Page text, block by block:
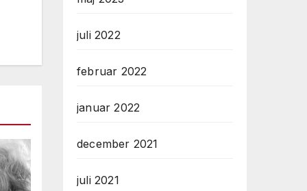
juli 2022
februar 2022
januar 2022
december 2021
juli 2021